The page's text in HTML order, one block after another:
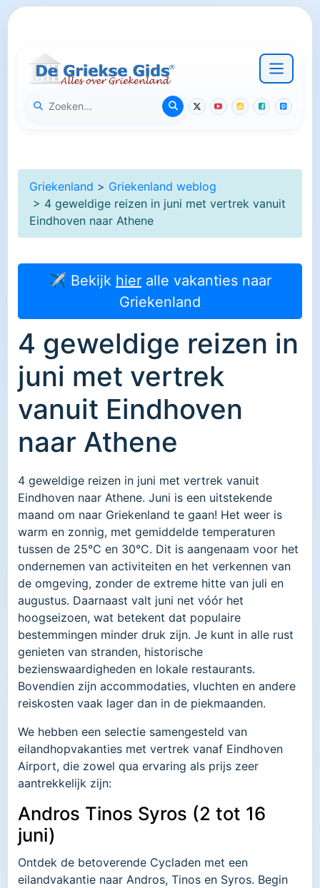
Griekenland > Griekenland weblog
> 4 geweldige reizen in juni met vertrek vanuit
Eindhoven naar Athene
✈ Bekijk hier alle vakanties naar
Griekenland
4 geweldige reizen in
juni met vertrek
vanuit Eindhoven
naar Athene
4 geweldige reizen in juni met vertrek vanuit
Eindhoven naar Athene. Juni is een uitstekende
maand om naar Griekenland te gaan! Het weer is
warm en zonnig, met gemiddelde temperaturen
tussen de 25°C en 30°C. Dit is aangenaam voor het
ondernemen van activiteiten en het verkennen van
de omgeving, zonder de extreme hitte van juli en
augustus. Daarnaast valt juni net vóór het
hoogseizoen, wat betekent dat populaire
bestemmingen minder druk zijn. Je kunt in alle rust
genieten van stranden, historische
bezienswaardigheden en lokale restaurants.
Bovendien zijn accommodaties, vluchten en andere
reiskosten vaak lager dan in de piekmaanden.
We hebben een selectie samengesteld van
eilandhopvakanties met vertrek vanaf Eindhoven
Airport, die zowel qua ervaring als prijs zeer
aantrekkelijk zijn:
Andros Tinos Syros (2 tot 16
juni)
Ontdek de betoverende Cycladen met een
eilandvakantie naar Andros, Tinos en Syros. Begin